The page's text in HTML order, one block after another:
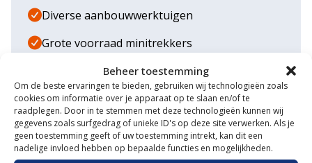
Beheer toestemming
Om de beste ervaringen te bieden, gebruiken wij technologieën zoals
cookies om informatie over je apparaat op te slaan en/of te
raadplegen. Door in te stemmen met deze technologieën kunnen wij
gegevens zoals surfgedrag of unieke ID's op deze site verwerken. Als je
geen toestemming geeft of uw toestemming intrekt, kan dit een
nadelige invloed hebben op bepaalde functies en mogelijkheden.
Diverse aanbouwwerktuigen
Grote voorraad minitrekkers
Grootste in kleine tractoren